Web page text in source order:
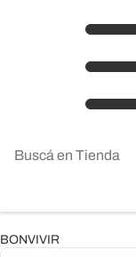
BONVIVIR